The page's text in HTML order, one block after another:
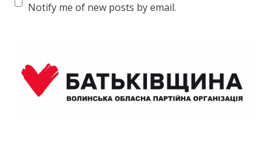
Notify me of new posts by email.